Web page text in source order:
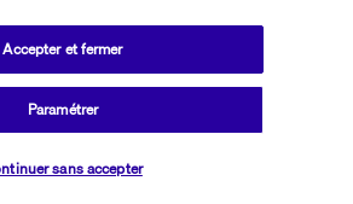
Paramétrer
sans accepter
Accepter et fermer